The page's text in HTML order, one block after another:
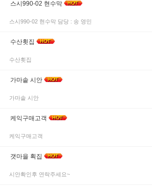
스시990-02 현수막
스시990-02 현수막 담당 : 송 영민
수산횟집
수산횟집
가마솥 시안
가마솥 시안
케익구매고객
케익구매고객
갯마을 획집
시안확인후 연락주세요~